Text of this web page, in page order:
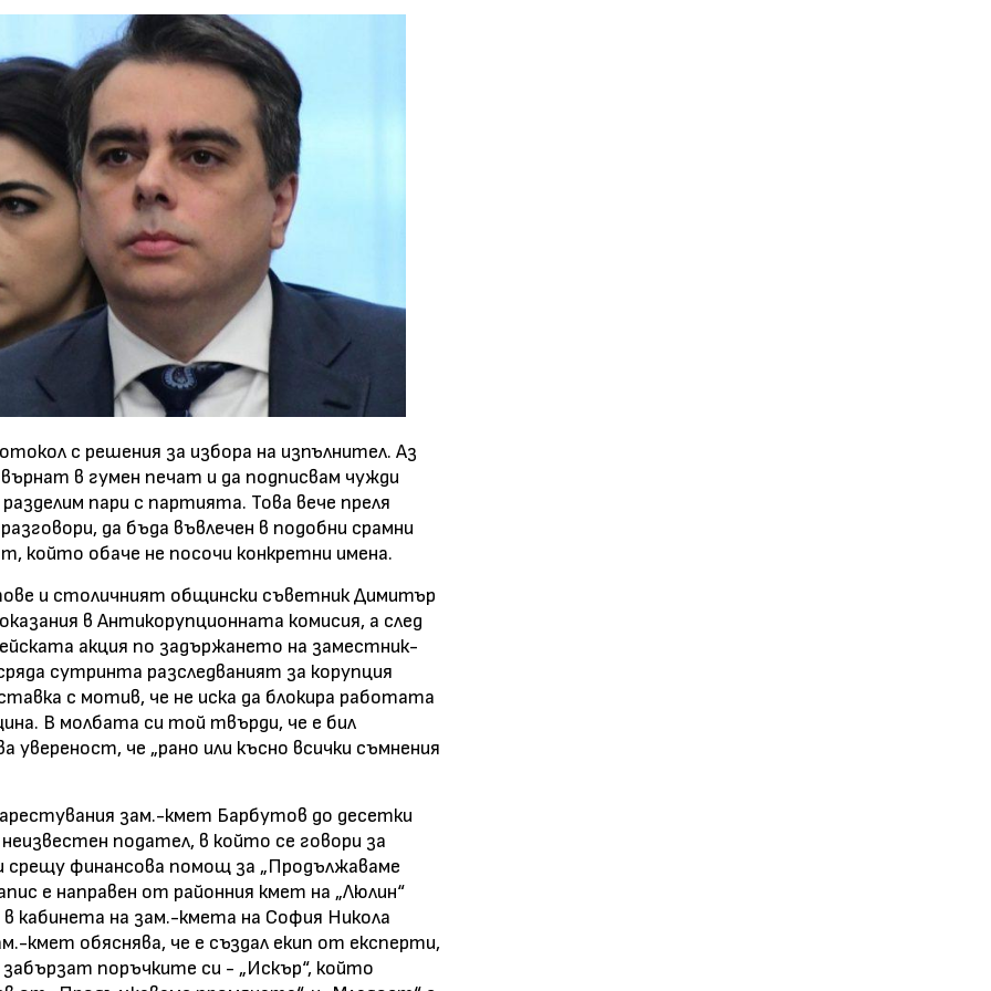
с решения за избора на изпълнител. Аз
в гумен печат и да подписвам чужди
пари с партията. Това вече преля
да бъда въвлечен в подобни срамни
който обаче не посочи конкретни имена.
и столичният общински съветник Димитър
в Антикорупционната комисия, а след
акция по задържането на заместник-
сутринта разследваният за корупция
с мотив, че не иска да блокира работата
В молбата си той твърди, че е бил
увереност, че „рано или късно всички съмнения
зам.-кмет Барбутов до десетки
подател, в който се говори за
срещу финансова помощ за „Продължаваме
е направен от районния кмет на „Люлин“
в кабинета на зам.-кмета на София Никола
кмет обяснява, че е създал екип от експерти,
поръчките си - „Искър“, който